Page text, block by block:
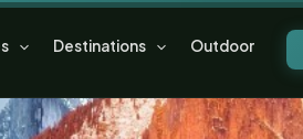
Destinations Outdoor